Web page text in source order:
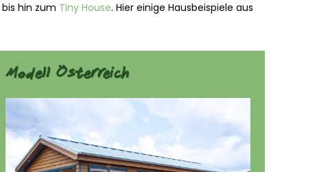
bis hin zum Tiny House. Hier einige Hausbeispiele aus
Modell Österreich